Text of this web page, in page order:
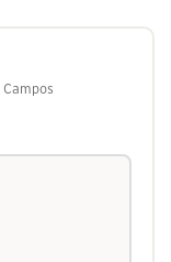
Campos